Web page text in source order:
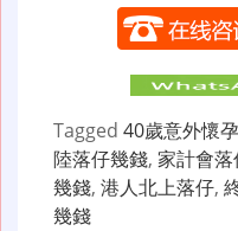
Tagged 40歲意外懷孕
陸落仔幾錢, 家計會落
幾錢, 港人北上落仔,
幾錢